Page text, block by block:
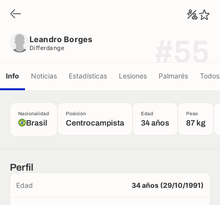
Leandro Borges
Differdange
Info Noticias Estadísticas Lesiones Palmarés
Nacionalidad
Brasil
Posición
Centrocampista
Edad
34 años
Peso
87 kg
Perfil
Edad 34 años (29/10/1991)